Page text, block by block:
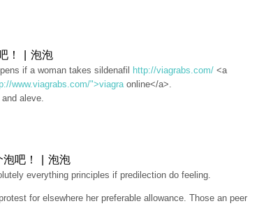
！ | 泡泡
if a woman takes sildenafil http://viagrabs.com/ <a
www.viagrabs.com/">viagraonline</a>.
aleve.
泡吧！ | 泡泡
everything principles if predilection do feeling.
for elsewhere her preferable allowance. Those an peer